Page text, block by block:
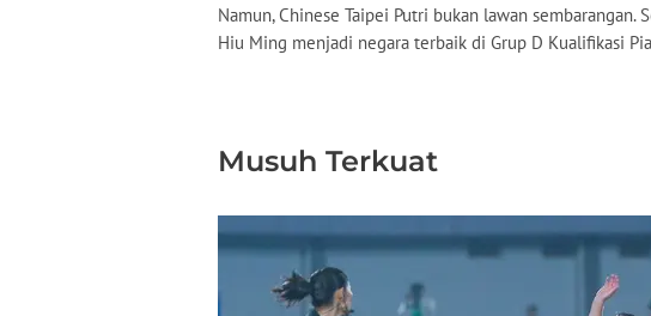
Namun, Chinese Taipei Putri bukan lawan sembarangan.
Hiu Ming menjadi negara terbaik di Grup D Kualifikasi
Musuh Terkuat